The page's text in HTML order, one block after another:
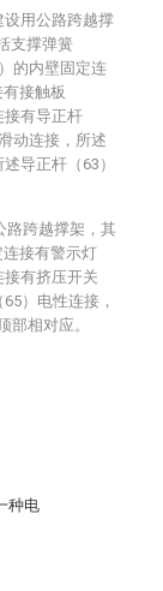
种电
设用公路跨越撑
支撑弹簧
的内壁固定连
接触板
接有导正杆
动连接，所述
导正杆（63）
路跨越撑架，其
接有警示灯
接有挤压开关
）电性连接，
部相对应。